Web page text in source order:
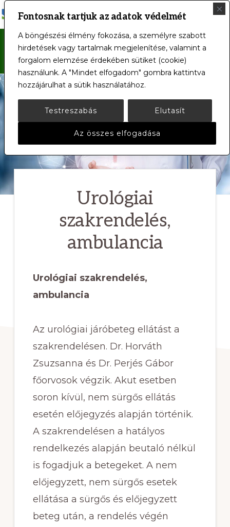
Fontosnak tartjuk az adatok védelmét
A böngészési élmény fokozása, a személyre szabott
hirdetések vagy tartalmak megjelenítése, valamint a
forgalom elemzése érdekében sütiket (cookie)
használunk. A "Mindet elfogadom" gombra kattintva
hozzájárulhat a sütik használatához.
Testreszabás Elutasít
Az összes elfogadása
SIÓFOKI
KÓRHÁZ-
RENDELŐINTÉZET
Intézményünk
24
órájában,
minden
napján
az
rendelkezésére
számíthat
segítségre
szüksége.
MENÜ
Főoldal Urológiai szakrendelés,
ambulancia
Urológiai
szakrendelés,
ambulancia
Urológiai szakrendelés,
ambulancia
Az urológiai járóbeteg ellátást a
szakrendelésen. Dr. Horváth
Zsuzsanna és Dr. Perjés Gábor
főorvosok végzik. Akut esetben
soron kívül, nem sürgős ellátás
esetén előjegyzés alapján történik.
A szakrendelésen a hatályos
rendelkezés alapján beutaló nélkül
is fogadjuk a betegeket. A nem
előjegyzett, nem sürgős esetek
ellátása a sürgős és előjegyzett
beteg után, a rendelés végén